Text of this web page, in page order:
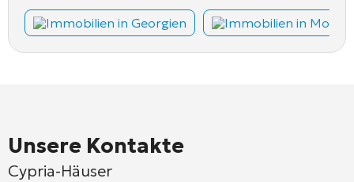
Immobilien in Georgien Immobilien in
Unsere Kontakte
Cypria-Häuser